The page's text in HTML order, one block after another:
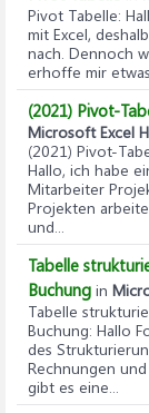
Pivot Tabelle:
mit Excel,
nach. Dennoch
erhoffe mir
(2021) Pivot-
Microsoft Excel
(2021) Pivot-
Hallo, ich habe
Mitarbeiter
Projekten
und...
Tabelle
Buchung in
Tabelle
Buchung: Hallo
des
Rechnungen
gibt es eine...